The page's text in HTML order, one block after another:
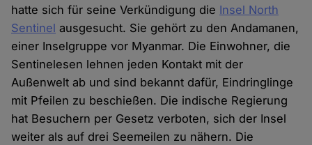
hatte sich für seine Verkündigung die Insel North
Sentinel ausgesucht. Sie gehört zu den Andamanen,
einer Inselgruppe vor Myanmar. Die Einwohner, die
Sentinelesen lehnen jeden Kontakt mit der
Außenwelt ab und sind bekannt dafür, Eindringlinge
mit Pfeilen zu beschießen. Die indische Regierung
hat Besuchern per Gesetz verboten, sich der Insel
weiter als auf drei Seemeilen zu nähern. Die